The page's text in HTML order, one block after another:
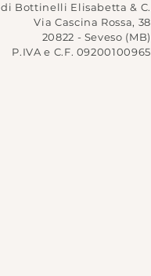
di Bottinelli Elisabetta & C.
Via Cascina Rossa, 38
20822 - Seveso (MB)
P.IVA e C.F. 09200100965